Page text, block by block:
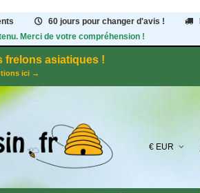
60 jours pour changer d'avis !
Merci de votre compréhension !
frelons asiatiques !
ici →
€ EUR